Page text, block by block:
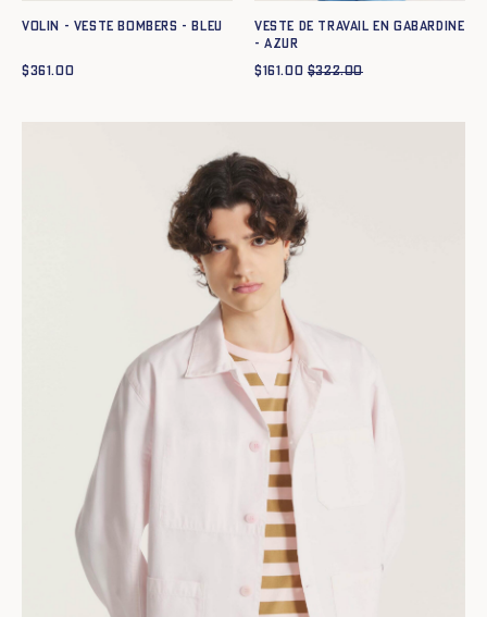
Volin - Veste Bombers - BLEU
$361.00
Veste de travail en gabardine
- azur
$161.00 $322.00